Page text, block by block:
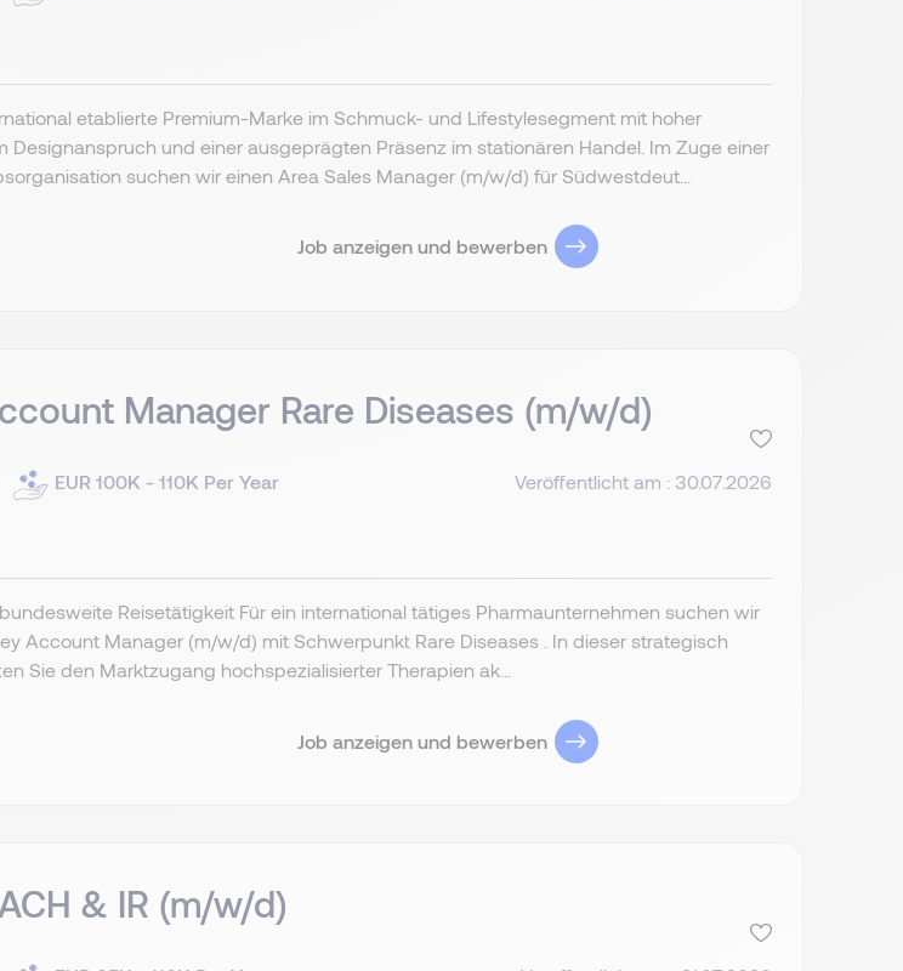
etablierte Premium-Marke im Schmuck- und Lifestylesegment mit hoher
Designanspruch und einer ausgeprägten Präsenz im stationären Handel. Im Zuge einer
suchen wir einen Area Sales Manager (m/w/d) für Südwestdeut...
Job anzeigen und bewerben
Manager Rare Diseases (m/w/d)
EUR 100K - 110K Per Year
Veröffentlicht am : 30.07.2026
Reisetätigkeit Für ein international tätiges Pharmaunternehmen suchen wir
Account Manager (m/w/d) mit Schwerpunkt Rare Diseases . In dieser strategisch
Sie den Marktzugang hochspezialisierter Therapien ak...
Job anzeigen und bewerben
& IR (m/w/d)